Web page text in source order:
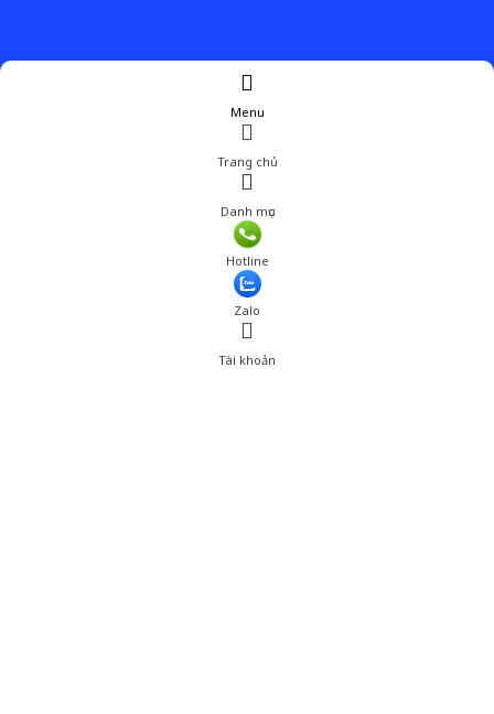
Menu
Trang chủ
Danh mục
Hotline
Zalo
Tài khoản